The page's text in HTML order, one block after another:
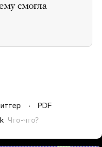
смогла
PDF
Что-что?